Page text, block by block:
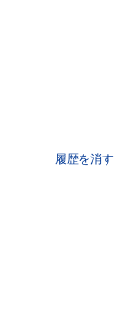
履歴を消す